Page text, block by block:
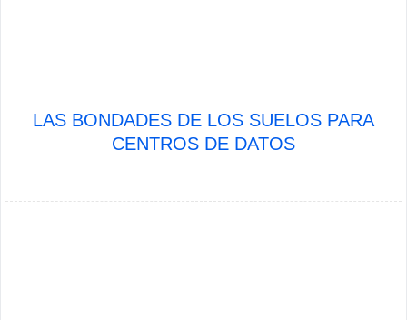
LAS BONDADES DE LOS SUELOS PARA
CENTROS DE DATOS